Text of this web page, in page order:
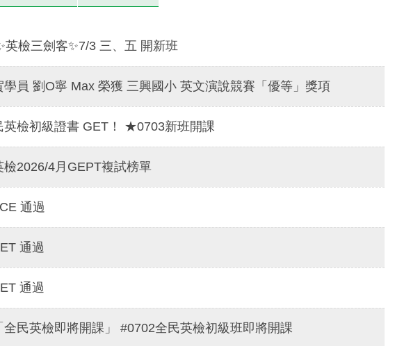
英檢三劍客✨7/3 三、五 開新班
學員 劉O寧 Max 榮獲 三興國小 英文演說競賽「優等」獎項
檢初級證書 GET！ ★0703新班開課
2026/4月GEPT複試榜單
通過
通過
通過
全民英檢即將開課」 #0702全民英檢初級班即將開課